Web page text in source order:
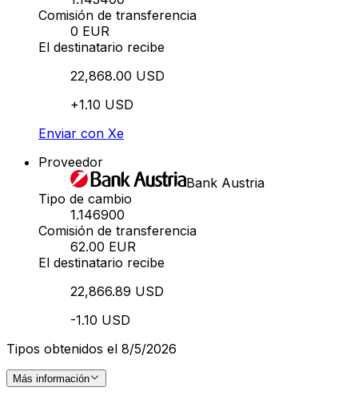
Comisión de transferencia
0 EUR
El destinatario recibe
22,868.00 USD
+1.10 USD
Enviar con Xe
Proveedor
Bank Austria
Tipo de cambio
1.146900
Comisión de transferencia
62.00 EUR
El destinatario recibe
22,866.89 USD
-1.10 USD
Tipos obtenidos el 8/5/2026
Más información